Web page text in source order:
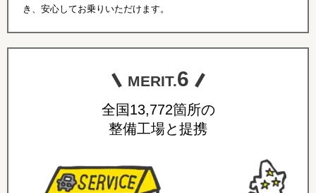
き、安心してお乗りいただけます。
MERIT.6
全国13,772箇所の
整備工場と提携